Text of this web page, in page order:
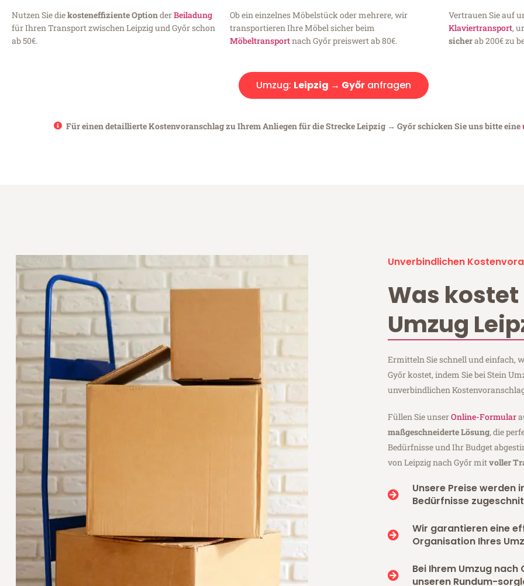
Nutzen Sie diekosteneffiziente OptionderBeiladung
für Ihren Transport zwischen Leipzig und Győr schon
ab 50€.
Ob ein einzelnes Möbelstück oder mehrere, wir
transportieren Ihre Möbel sicher beim
Möbeltransportnach Győr preiswert ab 80€.
Vertrauen Sie auf
Klaviertransport,
sicherab 200€ zu
Umzug: Leipzig → Győranfragen
Für einen detaillierte Kostenvoranschlag zu Ihrem Anliegen für die Strecke Leipzig → Győr schicken Sie uns bitte eine
Unverbindlichen
Was kostet
Umzug
Ermitteln Sie schnell und einfach,
Győr kostet, indem Sie bei Stein
unverbindlichen
Füllen Sie unserOnline-Formular
maßgeschneiderte Lösung, die
Bedürfnisse und Ihr Budget
von Leipzig nach Győr mitvoller
Unsere Preise werden
Bedürfnisse
Wir garantieren eine
Organisation Ihres
Bei Ihrem Umzug nach
unseren Rundum-